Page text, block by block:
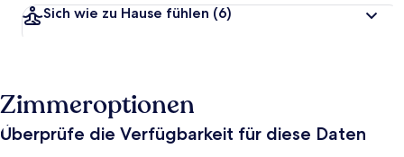
Sich wie zu Hause fühlen (6)
Zimmeroptionen
Überprüfe die Verfügbarkeit für diese Daten